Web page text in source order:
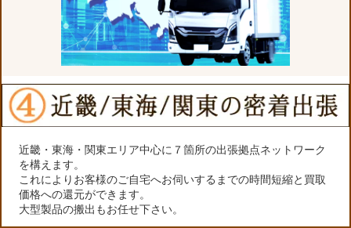
近畿・東海・関東エリア中心に７箇所の出張拠点ネットワーク
を構えます。
これによりお客様のご自宅へお伺いするまでの時間短縮と買取
価格への還元ができます。
大型製品の搬出もお任せ下さい。